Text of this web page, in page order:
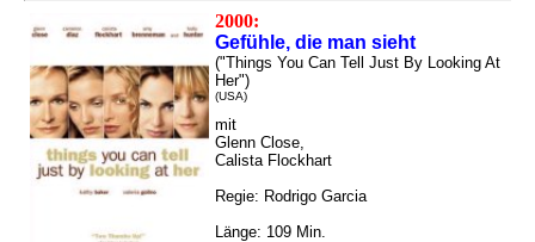
2000:
Gefühle, die man sieht
("Things You Can Tell Just By Looking At
Her")
(USA)
mit
Glenn Close,
Calista Flockhart
Regie: Rodrigo Garcia
Länge: 109 Min.